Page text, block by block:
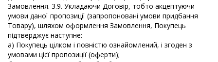
Замовлення. 3.9. Укладаючи Договір, тобто акцептуючи
умови даної пропозиції (запропоновані умови придбання
Товару), шляхом оформлення Замовлення, Покупець
підтверджує наступне:
а) Покупець цілком і повністю ознайомлений, і згоден з
умовами цієї пропозиції (оферти);